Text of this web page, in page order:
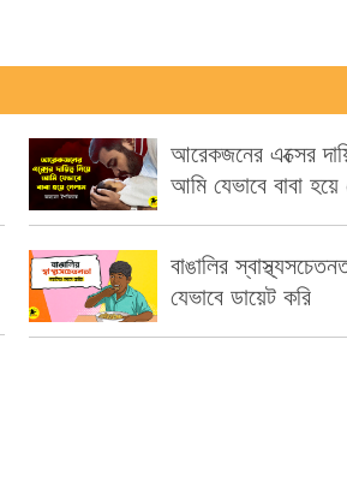
আরেকজনের এক্সের
আমি যেভাবে বাবা হয়ে
বাঙালির
যেভাবে ডায়েট করি